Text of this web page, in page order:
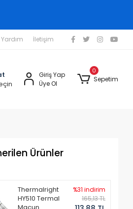
Yardım İletişim
Giriş Yap
Üye Ol
0
Sepetim
Ürünler
Thermalright
HY510 Termal
%31 indirim
165,13 TL